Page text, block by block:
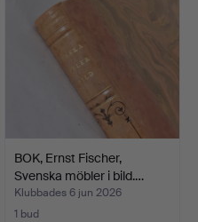
BOK, Ernst Fischer,
Svenska möbler i bild.…
Klubbades 6 jun 2026
1 bud